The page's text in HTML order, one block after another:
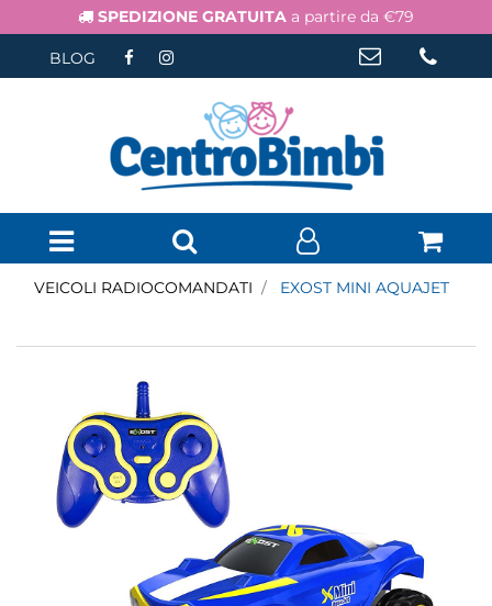
SPEDIZIONE GRATUITA a partire da €79
BLOG
Open menu
VEICOLI RADIOCOMANDATI EXOST MINI AQUAJET